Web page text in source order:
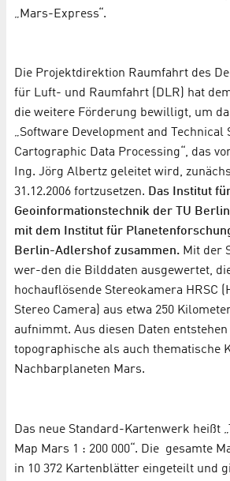
„Mars-Express“.
Die Projektdirektion Raumfahrt des
für Luft- und Raumfahrt (DLR) hat
die weitere Förderung bewilligt, um
„Software Development and Technical
Cartographic Data Processing“, das
Ing. Jörg Albertz geleitet wird,
31.12.2006 fortzusetzen. Das Institut
Geoinformationstechnik der TU
mit dem Institut für
Berlin-Adlershof zusammen. Mit der
wer-den die Bilddaten ausgewertet,
hochauflösende Stereokamera HRSC
Stereo Camera) aus etwa 250
aufnimmt. Aus diesen Daten
topographische als auch thematische
Nachbarplaneten Mars.
Das neue Standard-Kartenwerk heißt
Map Mars 1 : 200 000“. Die gesamte
in 10 372 Kartenblätter eingeteilt und